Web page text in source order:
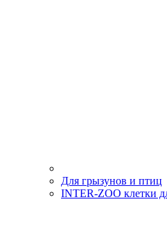
Для грызунов и птиц
INTER-ZOO клетки